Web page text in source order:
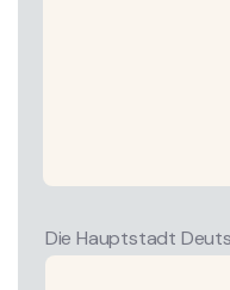
Die Hauptstadt